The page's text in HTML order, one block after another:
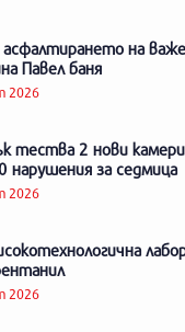
асфалтирането на
Павел баня
2026
тества 2 нови
нарушения за седмица
2026
2026